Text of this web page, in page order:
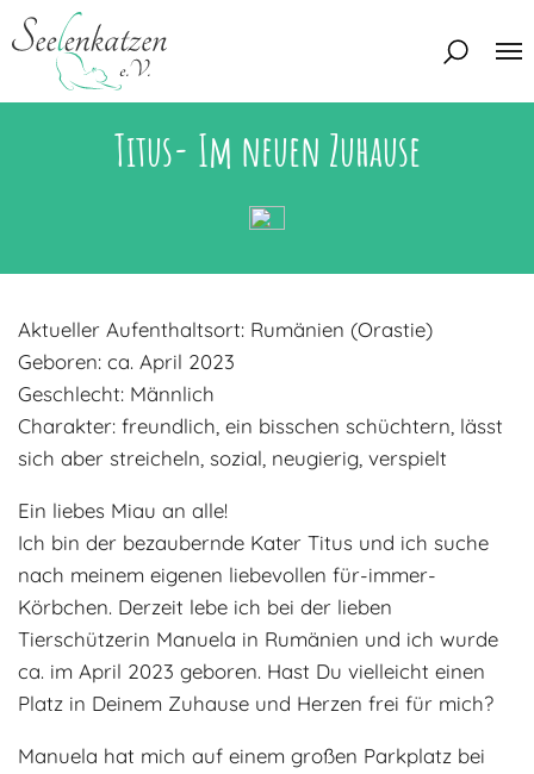
Mitglied werden
Eine Katze adoptieren
Interessentenbogen
Zuhause gesucht
Zuhause gefunden
Regenbogenbrücke
Adoptantenberichte
Infos rund um die Katze
Deine Hilfe
Kontakt
Kontaktformular
FAQ
Blog
Titus- Im neuen Zuhause
Aktueller Aufenthaltsort: Rumänien (Orastie)
Geboren: ca. April 2023
Geschlecht: Männlich
Charakter: freundlich, ein bisschen schüchtern, lässt
sich aber streicheln, sozial, neugierig, verspielt
Ein liebes Miau an alle!
Ich bin der bezaubernde Kater Titus und ich suche
nach meinem eigenen liebevollen für-immer-
Körbchen. Derzeit lebe ich bei der lieben
Tierschützerin Manuela in Rumänien und ich wurde
ca. im April 2023 geboren. Hast Du vielleicht einen
Platz in Deinem Zuhause und Herzen frei für mich?
Manuela hat mich auf einem großen Parkplatz bei